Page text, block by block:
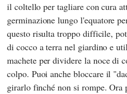
il coltello per tagliare con cura
germinazione lungo l'equatore
questo risulta troppo difficile,
di cocco a terra nel giardino e
machete per dividere la noce di
colpo. Puoi anche bloccare il
girarlo finché non si rompe. Ora